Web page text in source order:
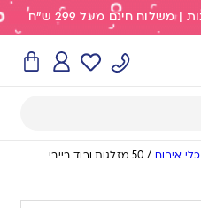
כלי אירוח / 50 מזלגות ורוד בייבי